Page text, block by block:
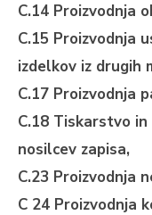
C.14 Proizvodnja
C.15 Proizvodnja
izdelkov iz drugih
C.17 Proizvodnja
C.18 Tiskarstvo
nosilcev zapisa,
C.23 Proizvodnja
C 24 Proizvodnja